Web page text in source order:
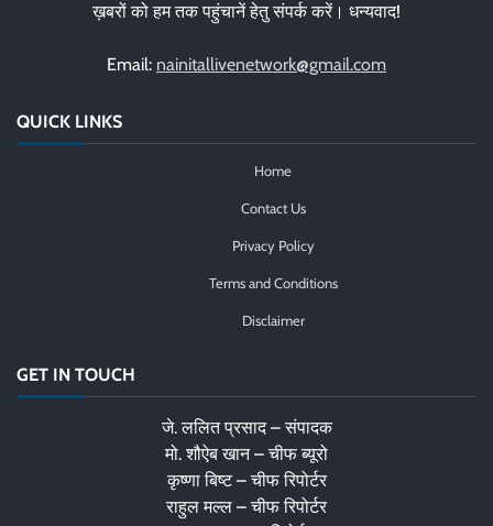
ख़बरों को हम तक पहुंचानें हेतु संपर्क करें। धन्यवाद!
Email: nainitallivenetwork@gmail.com
QUICK LINKS
Home
Contact Us
Privacy Policy
Terms and Conditions
Disclaimer
GET IN TOUCH
जे. ललित प्रसाद – संपादक
मो. शौऐब खान – चीफ ब्यूरो
कृष्णा बिष्ट – चीफ रिपोर्टर
राहुल मल्ल – चीफ रिपोर्टर